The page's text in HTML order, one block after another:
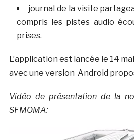
journal de la visite
compris les pistes audio
prises.
L’application est lancée le 14
avec une version Android
Vidéo de présentation de la
SFMOMA: